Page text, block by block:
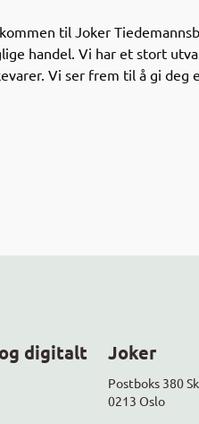
til Joker
handel. Vi har et stort
Vi ser frem til å gi deg
digitalt Joker
Postboks 380
0213 Oslo